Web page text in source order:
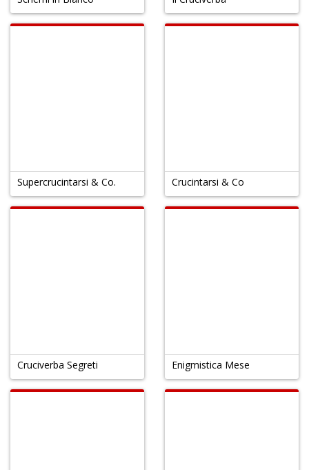
Supercrucintarsi & Co. Crucintarsi & Co
Cruciverba Segreti Enigmistica Mese